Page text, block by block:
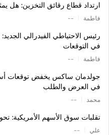
ارتداد قطاع رقائق التخزين: هل
فاطمة --
رئيس الاحتياطي الفيدرالي
في التوقعات
فاطمة --
في العرض والطلب
محمد --
تقلبات سوق الأسهم الأمريكية:
علي --